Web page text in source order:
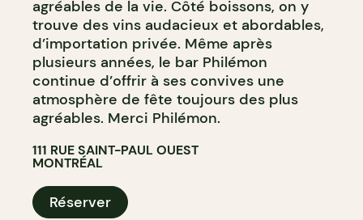
agréables de la vie. Côté boissons, on y
trouve des vins audacieux et abordables,
d’importation privée. Même après
plusieurs années, le bar Philémon
continue d’offrir à ses convives une
atmosphère de fête toujours des plus
agréables. Merci Philémon.
111 RUE SAINT-PAUL OUEST
MONTRÉAL
Réserver